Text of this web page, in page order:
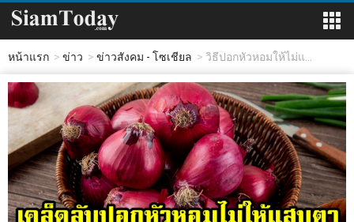
หน้าแรก ข่าว ข่าวสังคม - โซเชียล วิธีปอกหัวหอมให้ไม่แ...